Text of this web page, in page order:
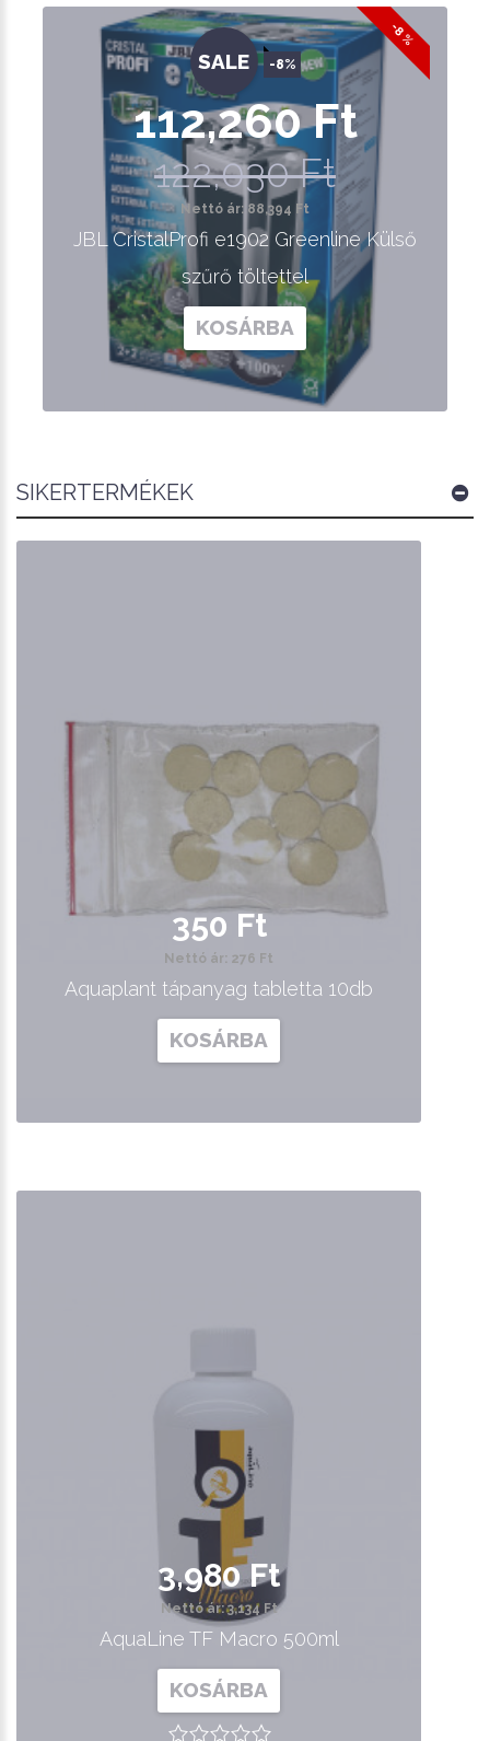
-8 %
SALE -8%
112,260 Ft
122,030 Ft
Nettó ár: 88,394 Ft
JBL CristalProfi e1902 Greenline Külső
szűrő töltettel
KOSÁRBA
SIKERTERMÉKEK
350 Ft
Nettó ár: 276 Ft
Aquaplant tápanyag tabletta 10db
KOSÁRBA
3,980 Ft
Nettó ár: 3,134 Ft
AquaLine TF Macro 500ml
KOSÁRBA